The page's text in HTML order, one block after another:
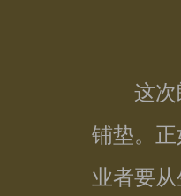
这次朗
铺垫。
业者要